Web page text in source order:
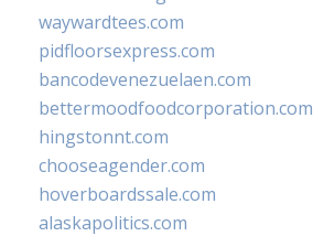
waywardtees.com
pidfloorsexpress.com
bancodevenezuelaen.com
bettermoodfoodcorporation.com
hingstonnt.com
chooseagender.com
hoverboardssale.com
alaskapolitics.com